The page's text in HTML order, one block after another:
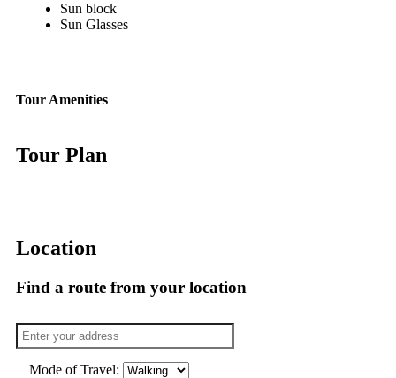
Sun block
Sun Glasses
Tour Amenities
Tour Plan
Location
Find a route from your location
Mode of Travel: